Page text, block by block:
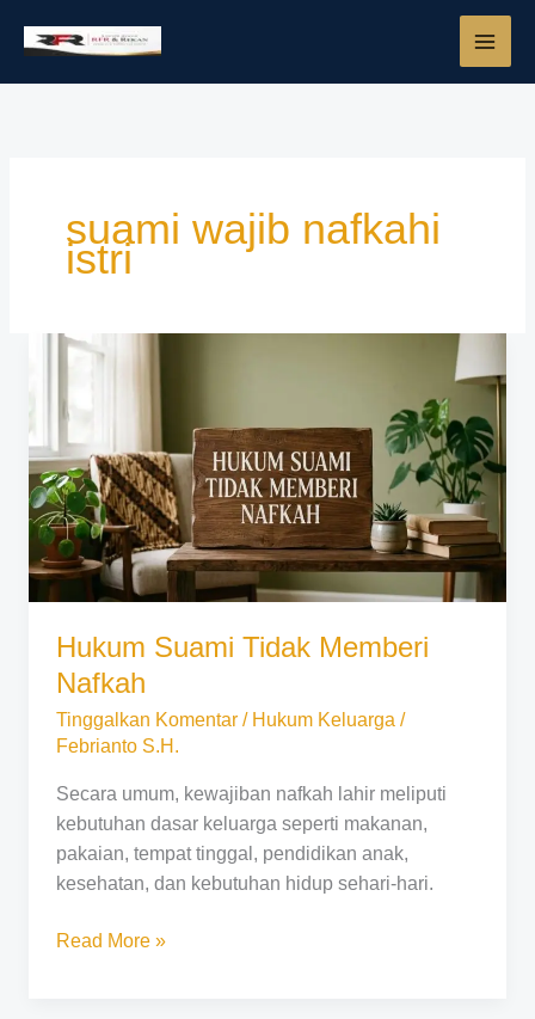
suami wajib nafkahi
istri
Hukum Suami Tidak Memberi
Nafkah
Tinggalkan Komentar / Hukum Keluarga /
Febrianto S.H.
Secara umum, kewajiban nafkah lahir meliputi
kebutuhan dasar keluarga seperti makanan,
pakaian, tempat tinggal, pendidikan anak,
kesehatan, dan kebutuhan hidup sehari-hari.
Hukum
Nafkah
Read More »